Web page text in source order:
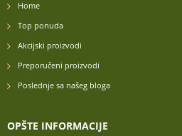
Home
Top ponuda
Akcijski proizvodi
Preporučeni proizvodi
Poslednje sa našeg bloga
OPŠTE INFORMACIJE